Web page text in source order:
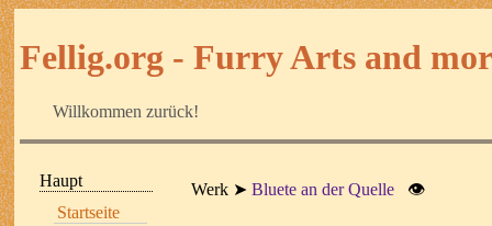
Fellig.org - Furry Arts and
Willkommen zurück!
Haupt
Startseite
Werk Bluete an der Quelle 👁